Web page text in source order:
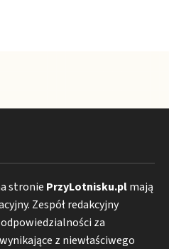
stronie PrzyLotnisku.plmają
Zespół redakcyjny
za
z niewłaściwego